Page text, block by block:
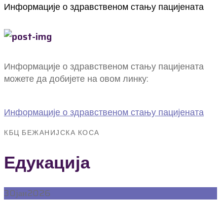
Информације о здравственом стању пацијената
Информације о здравственом стању пацијената
можете да добијете на овом линку:
Информације о здравственом стању пацијената
КБЦ БЕЖАНИЈСКА КОСА
Едукација
30јан2026